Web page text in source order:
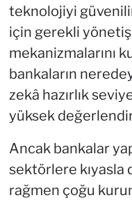
teknolojiyi
için gerekli
mekanizmalarını
bankaların
zekâ hazırlık
yüksek
Ancak bankalar
sektörlere kıyasla
rağmen çoğu